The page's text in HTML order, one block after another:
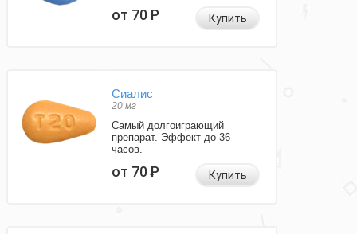
от 70Р Купить
Сиалис
20 мг
Самый долгоиграющий
препарат. Эффект до 36
часов.
от 70Р Купить